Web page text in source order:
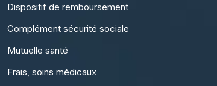
Dispositif de remboursement
Complément sécurité sociale
Mutuelle santé
Frais, soins médicaux